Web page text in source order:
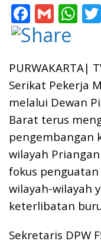
F
ac
b
o
o
k
G
m
l
W
s
A
p
p
PURWAKARTA|
Serikat Pekerja
melalui Dewan
Barat terus
pengembangan
wilayah
fokus
wilayah-wilayah
keterlibatan
Sekretaris DPW